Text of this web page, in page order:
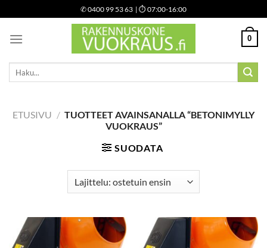
to
content
✆0400 99 53 63 | ⏱ 07:00-16:00
0
Etsi:
ETUSIVU / TUOTTEET AVAINSANALLA “BETONIMYLLY
VUOKRAUS”
SUODATA